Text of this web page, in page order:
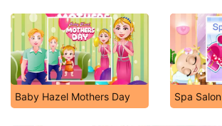
Baby Hazel Mothers Day Spa Salon